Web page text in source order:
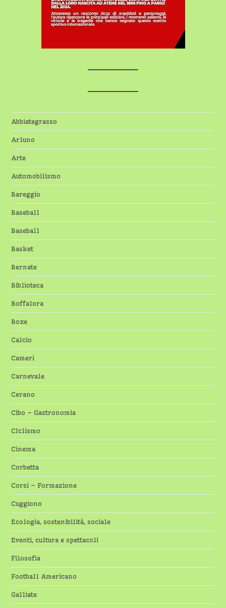
Abbiategrasso
Arluno
Arte
Automobilismo
Bareggio
Baseball
Baseball
Basket
Bernate
Biblioteca
Boffalora
Boxe
Calcio
Cameri
Carnevale
Cerano
Cibo – Gastronomia
CIclismo
Cinema
Corbetta
Corsi – Formazione
Cuggiono
Ecologia, sostenibilità, sociale
Eventi, cultura e spettacoli
Filosofia
Football Americano
Galliate